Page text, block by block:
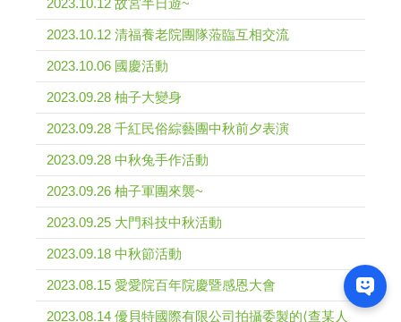
2023.10.12 清福養老院團隊蒞臨互相交流
2023.10.06 國慶活動
2023.09.28 柚子大變身
2023.09.28 千紅民俗綜藝團中秋前夕表演
2023.09.28 中秋兔手作活動
2023.09.26 柚子軍團來襲~
2023.09.25 大門科技中秋活動
2023.09.18 中秋節活動
2023.08.15 愛愛院百年院慶暨感恩大會
2023.08.14 優貝特國際有限公司拍攝委製的⟨查某人